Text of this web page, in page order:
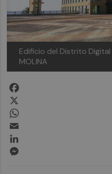
Edificio del Distrito
MOLINA